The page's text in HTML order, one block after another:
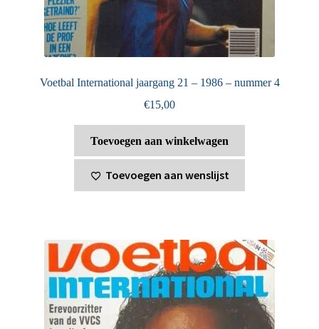
Voetbal International jaargang 21 – 1986 – nummer 4
€15,00
Toevoegen aan winkelwagen
Toevoegen aan wenslijst